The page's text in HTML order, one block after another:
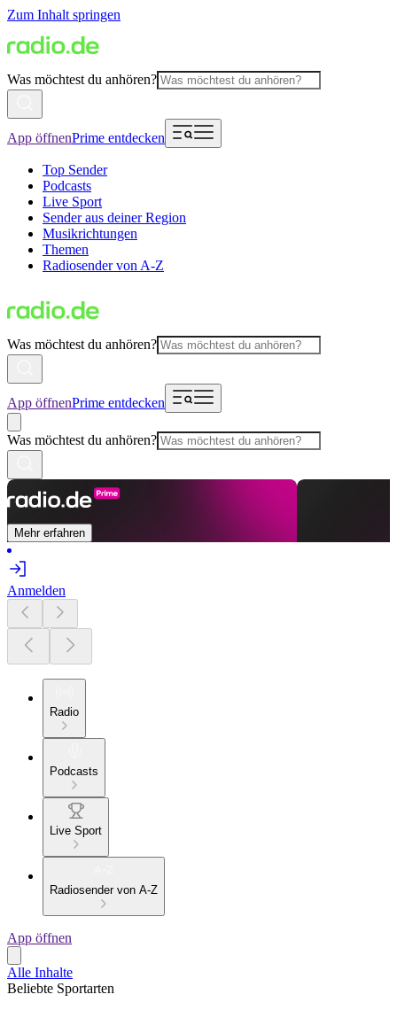
Zum Inhalt springen
Was möchtest du anhören?
App öffnenPrime entdecken
Top Sender
Podcasts
Live Sport
Sender aus deiner Region
Musikrichtungen
Themen
Radiosender von A-Z
Was möchtest du anhören?
App öffnenPrime entdecken
Was möchtest du anhören?
Mehr erfahren
Anmelden
Radio
Podcasts
Live Sport
Radiosender von A-Z
App öffnen
Alle Inhalte
Beliebte Sportarten